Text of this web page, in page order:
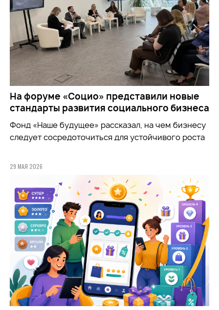
На форуме «Социо» представили новые
стандарты развития социального бизнеса
Фонд «Наше будущее» рассказал, на чем бизнесу
следует сосредоточиться для устойчивого роста
29 МАЯ 2026